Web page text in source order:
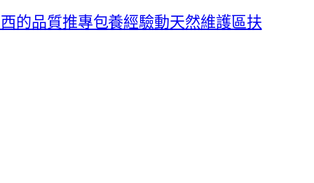
的品質推專包養經驗動天然維護區扶